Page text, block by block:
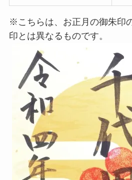
※こちらは、お正月の御朱印
印とは異なるものです。